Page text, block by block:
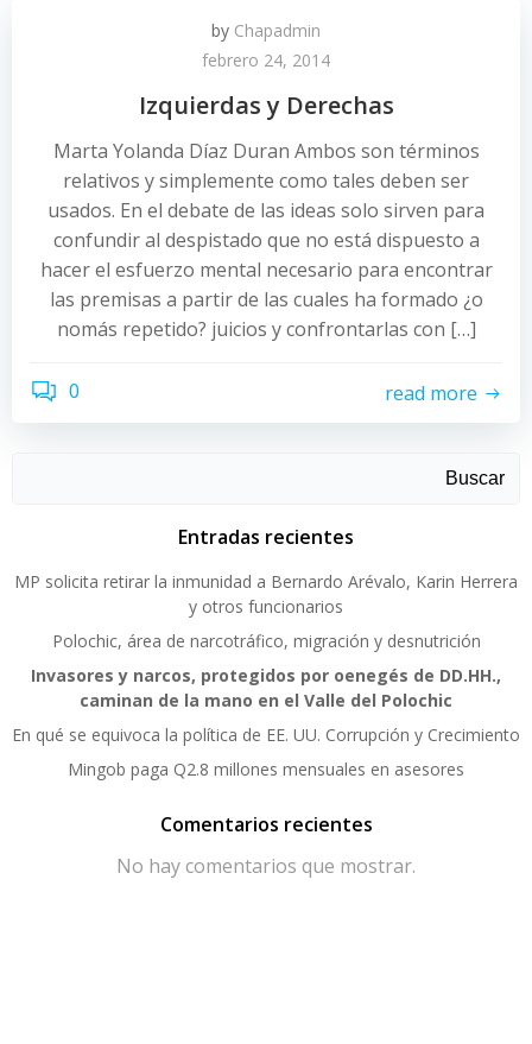
by Chapadmin
febrero 24, 2014
Izquierdas y Derechas
Marta Yolanda Díaz Duran Ambos son términos
relativos y simplemente como tales deben ser
usados. En el debate de las ideas solo sirven para
confundir al despistado que no está dispuesto a
hacer el esfuerzo mental necesario para encontrar
las premisas a partir de las cuales ha formado ¿o
nomás repetido? juicios y confrontarlas con […]
0 read more
Buscar
Entradas recientes
MP solicita retirar la inmunidad a Bernardo Arévalo, Karin Herrera
y otros funcionarios
Polochic, área de narcotráfico, migración y desnutrición
Invasores y narcos, protegidos por oenegés de DD.HH.,
caminan de la mano en el Valle del Polochic
En qué se equivoca la política de EE. UU. Corrupción y Crecimiento
Mingob paga Q2.8 millones mensuales en asesores
Comentarios recientes
No hay comentarios que mostrar.